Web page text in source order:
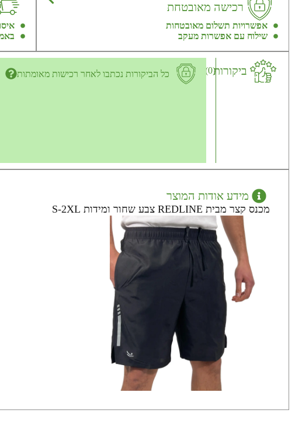
רכישה מאובטחת
אפשרויות תשלום מאובטחות
שילוח עם אפשרות מעקב
ביקורות(0) כל הביקורות נכתבו לאחר רכישות מאומתות
מידע אודות המוצר
מכנס קצר מבית REDLINE צבע שחור ומידות S-2XL